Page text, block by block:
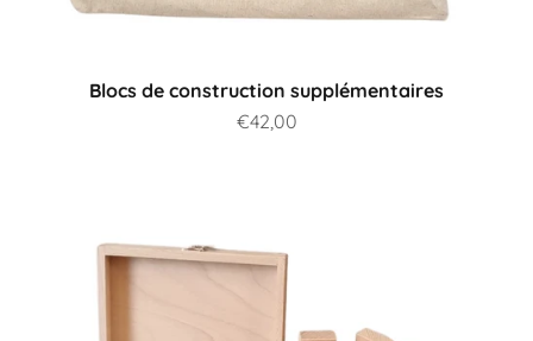
Blocs de construction supplémentaires
Prix de vente
€42,00